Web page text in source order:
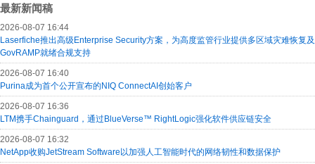
最新新闻稿
2026-08-07 16:44
Laserfiche推出高级Enterprise Security方案，为高度监管行业提供多区域灾难恢复及
GovRAMP就绪合规支持
2026-08-07 16:40
Purina成为首个公开宣布的NIQ ConnectAI创始客户
2026-08-07 16:36
LTM携手Chainguard，通过BlueVerse™ RightLogic强化软件供应链安全
2026-08-07 16:32
NetApp收购JetStream Software以加强人工智能时代的网络韧性和数据保护